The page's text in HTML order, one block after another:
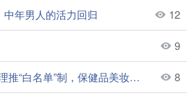
年男人的活力回归 12
9
两部门发文：医保个账管理推“白名单”制，保健品美妆全线禁刷 8